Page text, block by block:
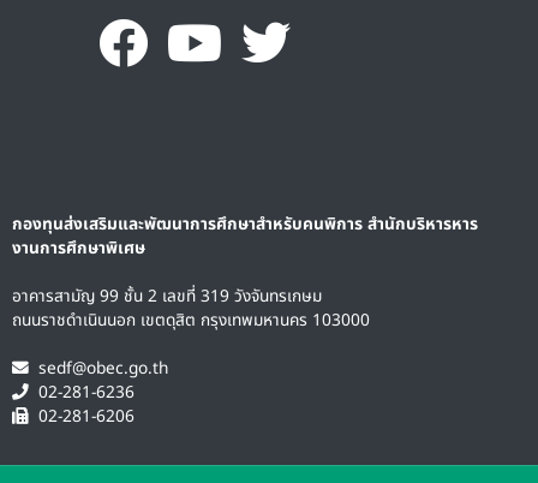
กองทุนส่งเสริมและพัฒนาการศึกษาสำหรับคนพิการ สำนักบริหารหาร
งานการศึกษาพิเศษ
อาคารสามัญ 99 ชั้น 2 เลขที่ 319 วังจันทรเกษม
ถนนราชดำเนินนอก เขตดุสิต กรุงเทพมหานคร 103000
sedf@obec.go.th
02-281-6236
02-281-6206